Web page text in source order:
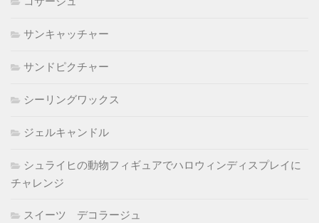
サンキャッチャー
サンドピクチャー
シーリングワックス
ジェルキャンドル
シュライヒの動物フィギュアでハロウィンディスプレイに
チャレンジ
スイーツ デコラージュ